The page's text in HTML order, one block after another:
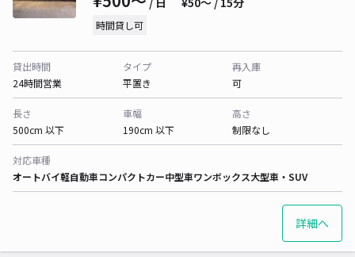
時間貸し可
貸出時間
24時間営業
タイプ
平置き
再入庫
可
長さ
500cm 以下
車幅
190cm 以下
高さ
制限なし
対応車種
オートバイ軽自動車コンパクトカー中型車ワンボックス大型車・SUV
詳細へ